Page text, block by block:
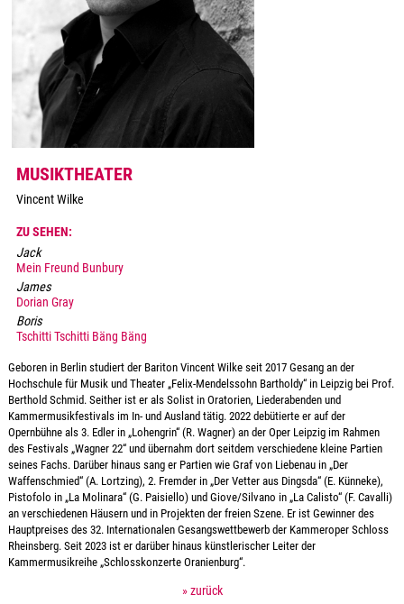
MUSIKTHEATER
Vincent Wilke
ZU SEHEN:
Jack
Mein Freund Bunbury
James
Dorian Gray
Boris
Tschitti Tschitti Bäng Bäng
Geboren in Berlin studiert der Bariton Vincent Wilke seit 2017 Gesang an der
Hochschule für Musik und Theater „Felix-Mendelssohn Bartholdy“ in Leipzig bei Prof.
Berthold Schmid. Seither ist er als Solist in Oratorien, Liederabenden und
Kammermusikfestivals im In- und Ausland tätig. 2022 debütierte er auf der
Opernbühne als 3. Edler in „Lohengrin“ (R. Wagner) an der Oper Leipzig im Rahmen
des Festivals „Wagner 22“ und übernahm dort seitdem verschiedene kleine Partien
seines Fachs. Darüber hinaus sang er Partien wie Graf von Liebenau in „Der
Waffenschmied“ (A. Lortzing), 2. Fremder in „Der Vetter aus Dingsda“ (E. Künneke),
Pistofolo in „La Molinara“ (G. Paisiello) und Giove/Silvano in „La Calisto“ (F. Cavalli)
an verschiedenen Häusern und in Projekten der freien Szene. Er ist Gewinner des
Hauptpreises des 32. Internationalen Gesangswettbewerb der Kammeroper Schloss
Rheinsberg. Seit 2023 ist er darüber hinaus künstlerischer Leiter der
Kammermusikreihe „Schlosskonzerte Oranienburg“.
» zurück